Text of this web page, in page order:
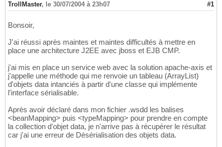
TrollMaster, le 30/07/2004 à 23h07 #1
Bonsoir,
J'ai réussi après maintes et maintes difficultés à mettre en
place une architecture J2EE avec jboss et EJB CMP.
j'ai mis en place un service web avec la solution apache-axis et
j'appelle une méthode qui me renvoie un tableau (ArrayList)
d'objets data intanciés à partir d'une classe qui implémente
l'interface sérialisable.
Après avoir déclaré dans mon fichier .wsdd les balises
<beanMapping> puis <typeMapping> pour prendre en compte
la collection d'objet data, je n'arrive pas à récupérer le résultat
car j'ai une erreur de Désérialisation des objets data.